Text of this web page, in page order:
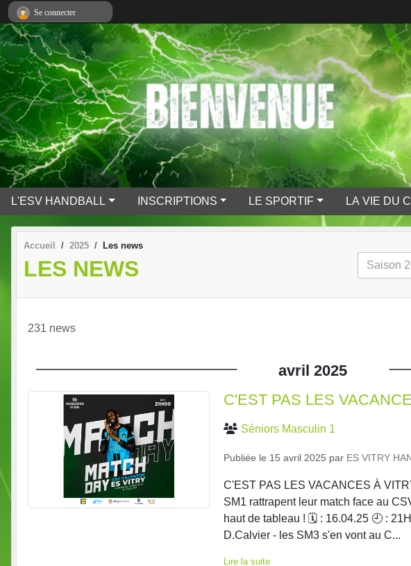
L'ESV HANDBALL INSCRIPTIONS LE SPORTIF LA VIE DU
Accueil 2025 Les news
LES NEWS
231 news
avril 2025
C'EST PAS LES
Séniors Masculin 1
Publiée le 15 avril 2025 par ES VITRY
C'EST PAS LES VACANCES À
SM1 rattrapent leur match face au
haut de tableau ! 🗓️ : 16.04.25 🕘 :
D.Calvier - les SM3 s'en vont au C...
Lire la suite
Se connecter
Panneau de gestion des cookies